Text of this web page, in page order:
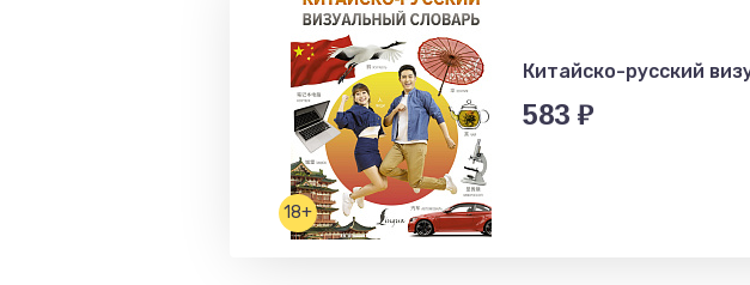
18+
Китайско-русский
583 ₽